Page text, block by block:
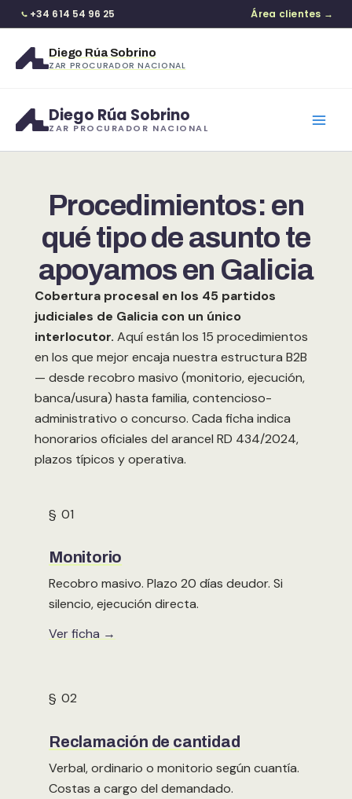
+34 614 54 96 25 Área clientes →
Diego Rúa Sobrino
ZAR PROCURADOR NACIONAL
contenido
Diego Rúa Sobrino
ZAR PROCURADOR NACIONAL
Procedimientos: en
qué tipo de asunto te
apoyamos en Galicia
Cobertura procesal en los 45 partidos
judiciales de Galicia con un único
interlocutor. Aquí están los 15 procedimientos
en los que mejor encaja nuestra estructura B2B
— desde recobro masivo (monitorio, ejecución,
banca/usura) hasta familia, contencioso-
administrativo o concurso. Cada ficha indica
honorarios oficiales del arancel RD 434/2024,
plazos típicos y operativa.
§ 01
Monitorio
Recobro masivo. Plazo 20 días deudor. Si
silencio, ejecución directa.
Ver ficha →
§ 02
Reclamación de cantidad
Verbal, ordinario o monitorio según cuantía.
Costas a cargo del demandado.